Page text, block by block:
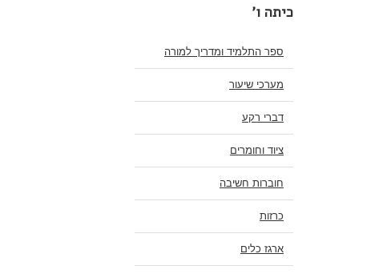
כיתה ו'
ספר התלמיד ומדריך למורה
מערכי שיעור
דברי רקע
ציוד וחומרים
חוברות חשיבה
כרזות
ארגז כלים